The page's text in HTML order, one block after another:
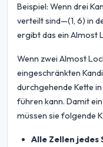
Beispiel: Wenn drei
verteilt sind—(1, 6) in
ergibt das ein Almost
Wenn zwei Almost
eingeschränkten
durchgehende Kette
führen kann. Damit
müssen sie folgende
Alle Zellen jedes